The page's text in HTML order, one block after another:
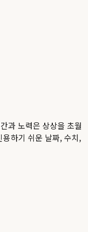
과 노력은 상상을 초월
하기 쉬운 날짜, 수치,